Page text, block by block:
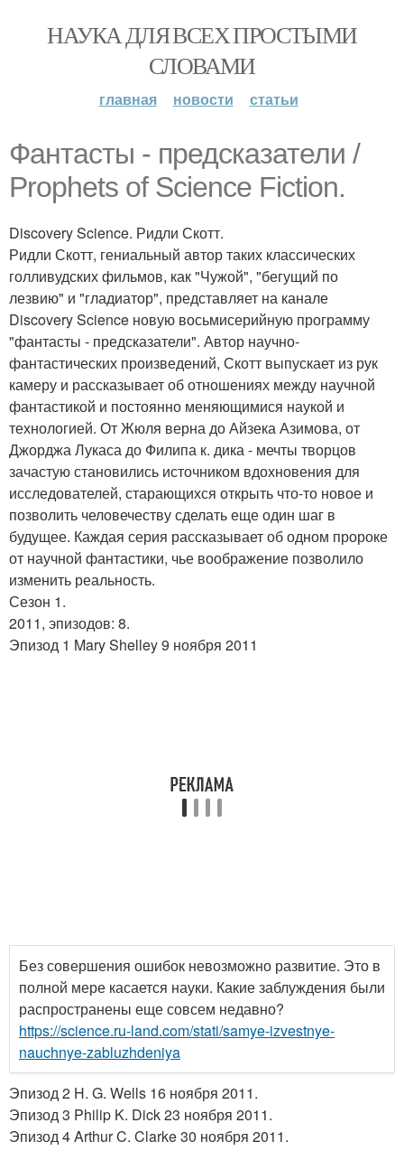
НАУКА ДЛЯ ВСЕХ ПРОСТЫМИ
СЛОВАМИ
главная новости статьи
Фантасты - предсказатели /
Prophets of Science Fiction.
Discovery Science. Ридли Скотт.
Ридли Скотт, гениальный автор таких классических
голливудских фильмов, как "Чужой", "бегущий по
лезвию" и "гладиатор", представляет на канале
Discovery Science новую восьмисерийную программу
"фантасты - предсказатели". Автор научно-
фантастических произведений, Скотт выпускает из рук
камеру и рассказывает об отношениях между научной
фантастикой и постоянно меняющимися наукой и
технологией. От Жюля верна до Айзека Азимова, от
Джорджа Лукаса до Филипа к. дика - мечты творцов
зачастую становились источником вдохновения для
исследователей, старающихся открыть что-то новое и
позволить человечеству сделать еще один шаг в
будущее. Каждая серия рассказывает об одном пророке
от научной фантастики, чье воображение позволило
изменить реальность.
Сезон 1.
2011, эпизодов: 8.
Эпизод 1 Mary Shelley 9 ноября 2011
Без совершения ошибок невозможно развитие. Это в
полной мере касается науки. Какие заблуждения были
распространены еще совсем недавно?
https://science.ru-land.com/stati/samye-izvestnye-
nauchnye-zabluzhdeniya
Эпизод 2 H. G. Wells 16 ноября 2011.
Эпизод 3 Philip K. Dick 23 ноября 2011.
Эпизод 4 Arthur C. Clarke 30 ноября 2011.